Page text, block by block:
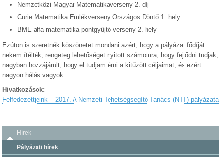
Nemzetközi Magyar Matematikaverseny 2. díj
Curie Matematika Emlékverseny Országos Döntő 1. hely
BME alfa matematika pontgyűjtő verseny 2. hely
Ezúton is szeretnék köszönetet mondani azért, hogy a pályázat fődíját
nekem ítélték, rengeteg lehetőséget nyitott számomra, hogy fejlődni tudjak,
nagyban hozzájárult, hogy el tudjam érni a kitűzött céljaimat, és ezért
nagyon hálás vagyok.
Hivatkozások:
Felfedezettjeink – 2017. A Nemzeti Tehetségsegítő Tanács (NTT) pályázata
Hírek
Pályázati hírek